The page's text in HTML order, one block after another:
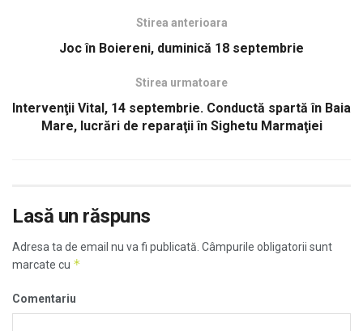
Stirea anterioara
Joc în Boiereni, duminică 18 septembrie
Stirea urmatoare
Intervenţii Vital, 14 septembrie. Conductă spartă în Baia
Mare, lucrări de reparaţii în Sighetu Marmaţiei
Lasă un răspuns
Adresa ta de email nu va fi publicată. Câmpurile obligatorii sunt
marcate cu *
Comentariu